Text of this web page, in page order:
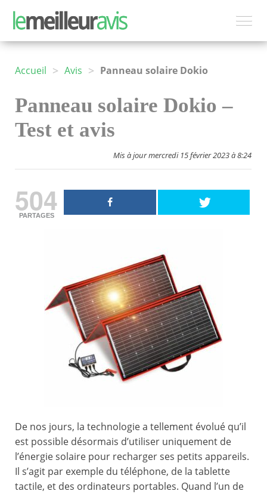
Accueil > Avis > Panneau solaire Dokio
Panneau solaire Dokio –
Test et avis
Mis à jour mercredi 15 février 2023 à 8:24
504
PARTAGES
De nos jours, la technologie a tellement évolué qu’il
est possible désormais d’utiliser uniquement de
l’énergie solaire pour recharger ses petits appareils.
Il s’agit par exemple du téléphone, de la tablette
tactile, et des ordinateurs portables. Quand l’un de